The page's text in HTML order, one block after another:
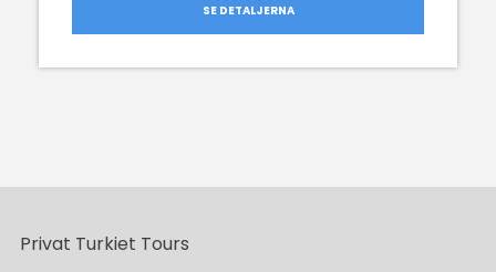
SE DETALJERNA
Privat Turkiet Tours